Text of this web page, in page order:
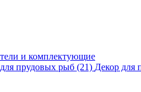
и комплектующие
прудовых рыб (21) Декор для